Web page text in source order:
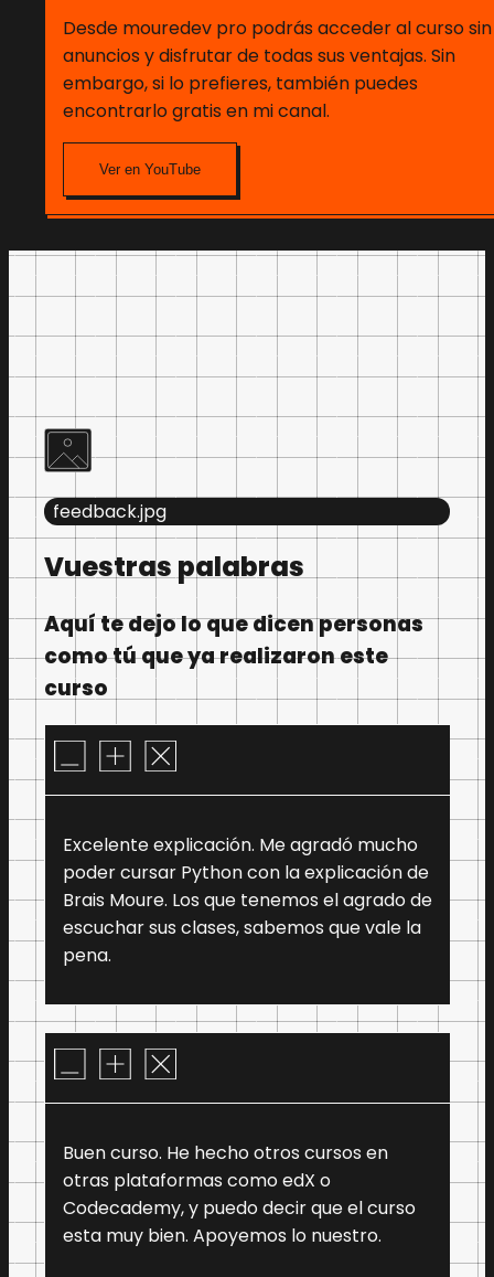
Desde mouredev pro podrás acceder al curso sin
anuncios y disfrutar de todas sus ventajas. Sin
embargo, si lo prefieres, también puedes
encontrarlo gratis en mi canal.
Ver en YouTube
feedback.jpg
Vuestras palabras
Aquí te dejo lo que dicen personas
como tú que ya realizaron este
curso
Excelente explicación. Me agradó mucho
poder cursar Python con la explicación de
Brais Moure. Los que tenemos el agrado de
escuchar sus clases, sabemos que vale la
pena.
Buen curso. He hecho otros cursos en
otras plataformas como edX o
Codecademy, y puedo decir que el curso
esta muy bien. Apoyemos lo nuestro.